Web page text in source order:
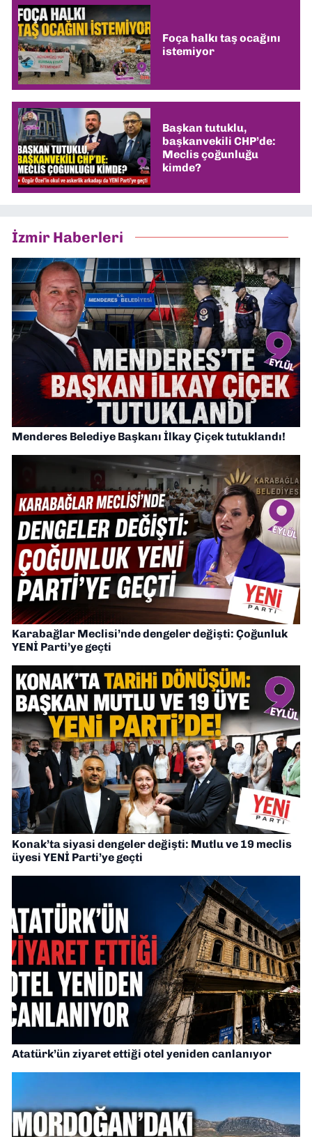
Foça halkı taş ocağını
istemiyor
Başkan tutuklu,
başkanvekili CHP’de:
Meclis çoğunluğu
kimde?
İzmir Haberleri
Menderes Belediye Başkanı İlkay Çiçek tutuklandı!
Karabağlar Meclisi’nde dengeler değişti: Çoğunluk
YENİ Parti’ye geçti
Konak’ta siyasi dengeler değişti: Mutlu ve 19 meclis
üyesi YENİ Parti’ye geçti
Atatürk’ün ziyaret ettiği otel yeniden canlanıyor